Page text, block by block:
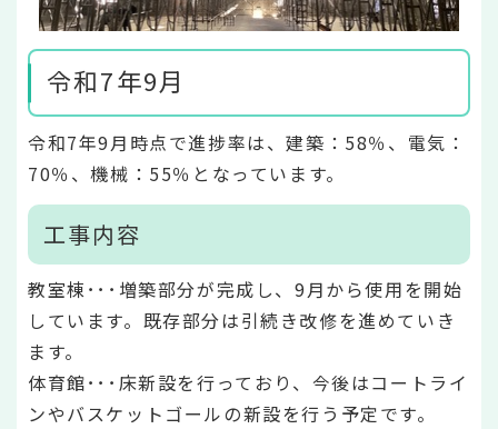
令和7年9月
令和7年9月時点で進捗率は、建築：58％、電気：
70％、機械：55％となっています。
工事内容
教室棟･･･増築部分が完成し、9月から使用を開始
しています。既存部分は引続き改修を進めていき
ます。
体育館･･･床新設を行っており、今後はコートライ
ンやバスケットゴールの新設を行う予定です。